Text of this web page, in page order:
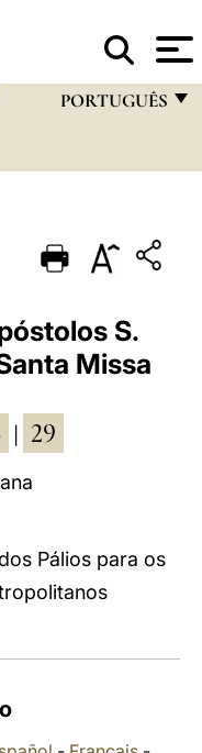
PORTUGUÊS
PORTUGUÊS
ESPAÑOL
DEUTSCH
S.
Missa
29
Pálios para os